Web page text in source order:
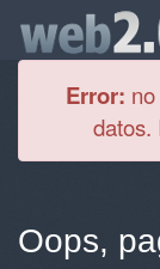
Error:
datos.
Oops,